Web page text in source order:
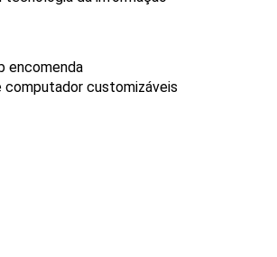
encomenda
customizáveis